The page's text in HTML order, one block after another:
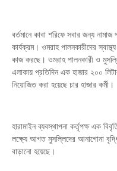
বর্তমানে কাবা শরিফে সবার জন্য
কার্যক্রম। ওমরাহ পালনকারীদের
কাজ করছে। ওমরাহ পালনকারী ও
এলাকায় প্রতিদিন এক হাজার ২০০
নিয়োজিত করা হয়েছে চার হাজার কর্মী।
হারামাইন ব্যবস্থাপনা কর্তৃপক্ষ এক
লক্ষ্যে আগত মুসল্লিদের আনাগোনা
বাড়ানো হয়েছে।